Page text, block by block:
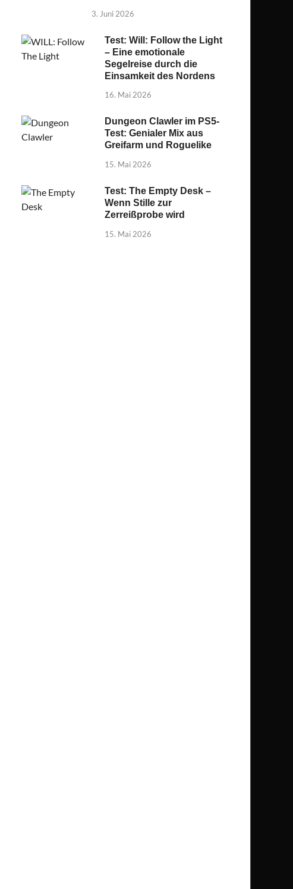
3. Juni 2026
Test: Will: Follow the Light
– Eine emotionale
Segelreise durch die
Einsamkeit des Nordens
16. Mai 2026
Dungeon Clawler im PS5-
Test: Genialer Mix aus
Greifarm und Roguelike
15. Mai 2026
Test: The Empty Desk –
Wenn Stille zur
Zerreißprobe wird
15. Mai 2026